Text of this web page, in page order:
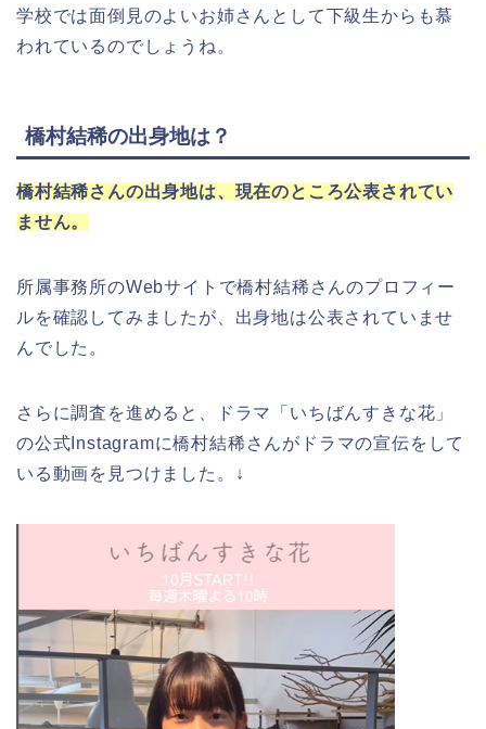
学校では面倒見のよいお姉さんとして下級生からも慕
われているのでしょうね。
橋村結稀の出身地は？
橋村結稀さんの出身地は、現在のところ公表されてい
ません。
所属事務所のWebサイトで橋村結稀さんのプロフィー
ルを確認してみましたが、出身地は公表されていませ
んでした。
さらに調査を進めると、ドラマ「いちばんすきな花」
の公式Instagramに橋村結稀さんがドラマの宣伝をして
いる動画を見つけました。↓